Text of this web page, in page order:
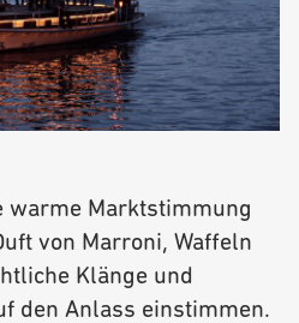
warme Marktstimmung
von Marroni, Waffeln
Klänge und
den Anlass einstimmen.